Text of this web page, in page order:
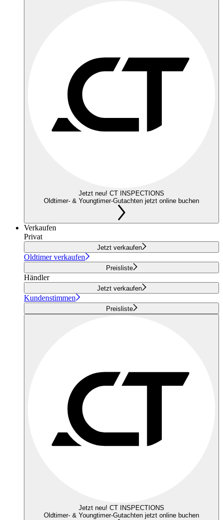
Jetzt neu! CT INSPECTIONS
Oldtimer- & Youngtimer-Gutachten jetzt online buchen
Verkaufen
Privat
Jetzt verkaufen
Oldtimer verkaufen
Preisliste
Händler
Jetzt verkaufen
Kundenstimmen
Preisliste
Jetzt neu! CT INSPECTIONS
Oldtimer- & Youngtimer-Gutachten jetzt online buchen